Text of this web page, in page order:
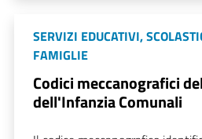
SERVIZI EDUCATIVI,
FAMIGLIE
Codici meccanografici
dell'Infanzia Comunali